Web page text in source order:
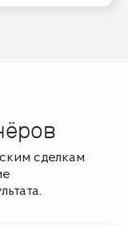
сделкам